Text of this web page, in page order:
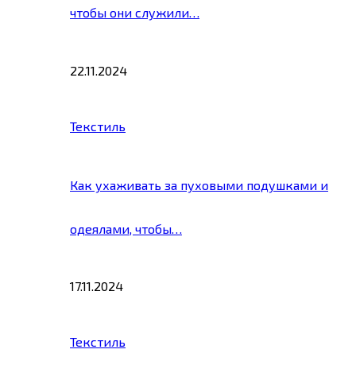
чтобы они служили…
22.11.2024
Текстиль
Как ухаживать за пуховыми подушками и
одеялами, чтобы…
17.11.2024
Текстиль